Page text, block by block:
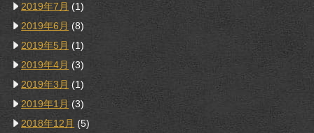
2019年7月 (1)
2019年6月 (8)
2019年5月 (1)
2019年4月 (3)
2019年3月 (1)
2019年1月 (3)
2018年12月 (5)